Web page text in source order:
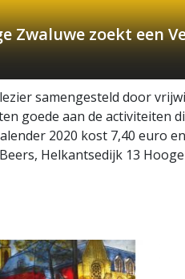
Zwaluwe zoekt een
samengesteld door
goede aan de activiteiten
2020 kost 7,40 euro
Helkantsedijk 13 Hooge